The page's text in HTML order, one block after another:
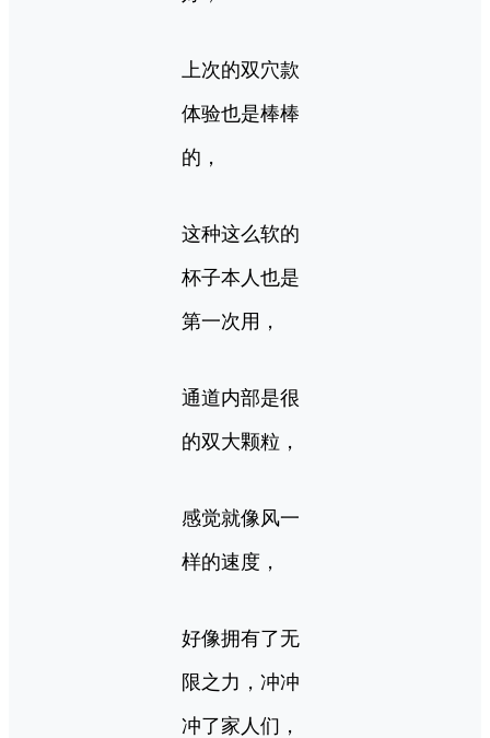
上次的双穴款
体验也是棒棒
的，
这种这么软的
杯子本人也是
第一次用，
通道内部是很
的双大颗粒，
感觉就像风一
样的速度，
好像拥有了无
限之力，冲冲
冲了家人们，